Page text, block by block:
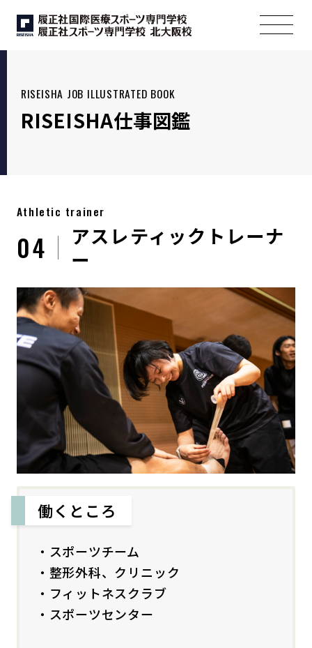
RISEISHA JOB ILLUSTRATED BOOK
RISEISHA仕事図鑑
Athletic trainer
04
アスレティックトレーナ
ー
働くところ
・スポーツチーム
・整形外科、クリニック
・フィットネスクラブ
・スポーツセンター